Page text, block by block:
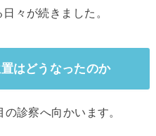
々が続きました。
はどうなったのか
診察へ向かいます。